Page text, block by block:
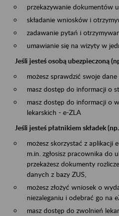
przekazywanie dokumentów
składanie wniosków i
zadawanie pytań i
umawianie się na wizyty w
Jeśli jesteś osobą ubezpieczoną
możesz sprawdzić swoje
masz dostęp do informacji o
masz dostęp do informacji o
lekarskich - e-ZLA
Jeśli jesteś płatnikiem składek
możesz skorzystać z aplikacji
m.in. zgłosisz pracownika do
przekażesz dokumenty
danych z bazy ZUS,
możesz złożyć wniosek o
niezaleganiu i odebrać go na
masz dostęp do zwolnień